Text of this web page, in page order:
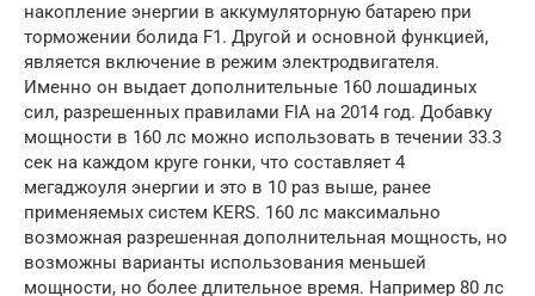
накопление энергии в аккумуляторную батарею при
торможении болида F1. Другой и основной функцией,
является включение в режим электродвигателя.
Именно он выдает дополнительные 160 лошадиных
сил, разрешенных правилами FIA на 2014 год. Добавку
мощности в 160 лс можно использовать в течении 33.3
сек на каждом круге гонки, что составляет 4
мегаджоуля энергии и это в 10 раз выше, ранее
применяемых систем KERS. 160 лс максимально
возможная разрешенная дополнительная мощность, но
возможны варианты использования меньшей
мощности, но более длительное время. Например 80 лс